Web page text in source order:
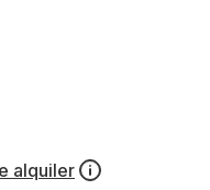
alquiler